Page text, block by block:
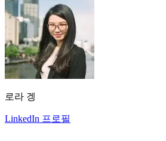
로라 겡
LinkedIn 프로필